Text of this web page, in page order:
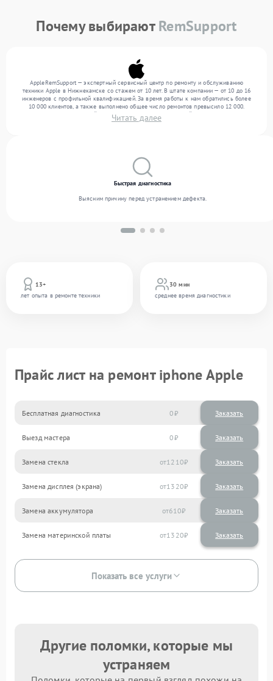
Почему выбираютRemSupport
AppleRemSupport — экспертный сервисный центр по ремонту и обслуживанию
техники Apple в Нижнекамске со стажем от 10 лет. В штате компании — от 10 до 16
инженеров с профильной квалификацией. За время работы к нам обратились более
10 000 клиентов, а также выполнено общее число ремонтов превысило 12 000.
Ежемесячно в сервисный центр поступает более 300 устройств, включая , , . Мы
беремся за задачи любой сложности и поддерживаем высокий стандарт качества
Читать далее
13+
лет опыта в ремонте техники
30 мин
среднее время диагностики
Быстрая диагностика
Выясним причину перед устранением дефекта.
Прайс лист на ремонт iphone Apple
Бесплатная диагностика 0 Заказать
Выезд мастера 0 Заказать
Замена стекла 1210
Замена дисплея (экрана) 1320
Замена аккумулятора 610
Замена материнской платы 1320
Показать все услуги
Другие поломки, которые мы
устраняем